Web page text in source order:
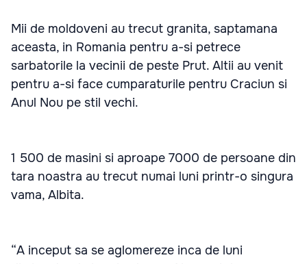
Mii de moldoveni au trecut granita, saptamana
aceasta, in Romania pentru a-si petrece
sarbatorile la vecinii de peste Prut. Altii au venit
pentru a-si face cumparaturile pentru Craciun si
Anul Nou pe stil vechi.
1 500 de masini si aproape 7000 de persoane din
tara noastra au trecut numai luni printr-o singura
vama, Albita.
“A inceput sa se aglomereze inca de luni